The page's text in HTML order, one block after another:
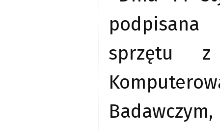
podpisana
sprzętu z